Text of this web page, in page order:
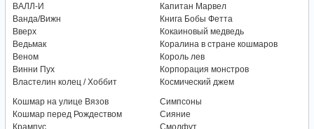
ВАЛЛ-И
Ванда/Вижн
Вверх
Ведьмак
Веном
Винни Пух
Властелин колец / Хоббит
Капитан Марвел
Книга Бобы Фетта
Кокаиновый медведь
Коралина в стране кошмаров
Король лев
Корпорация монстров
Космический джем
Кошмар на улице Вязов
Кошмар перед Рождеством
Крампус
Симпсоны
Сияние
Смолфут